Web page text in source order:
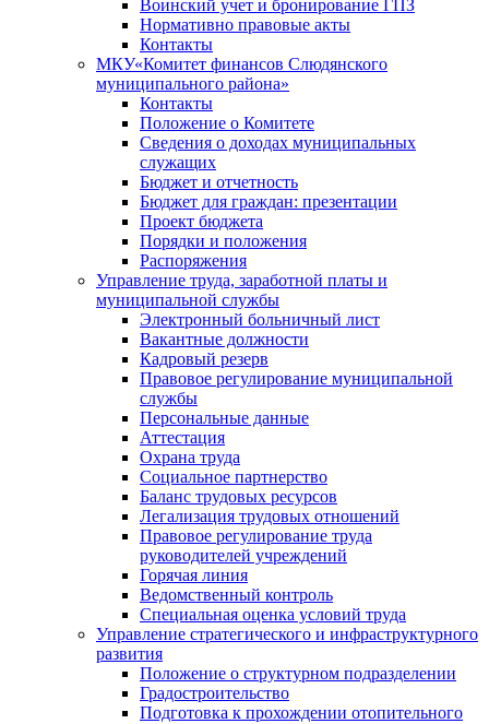
Воинский учет и бронирование ГПЗ
Нормативно правовые акты
Контакты
МКУ«Комитет финансов Слюдянского
муниципального района»
Контакты
Положение о Комитете
Сведения о доходах муниципальных
служащих
Бюджет и отчетность
Бюджет для граждан: презентации
Проект бюджета
Порядки и положения
Распоряжения
Управление труда, заработной платы и
муниципальной службы
Электронный больничный лист
Вакантные должности
Кадровый резерв
Правовое регулирование муниципальной
службы
Персональные данные
Аттестация
Охрана труда
Социальное партнерство
Баланс трудовых ресурсов
Легализация трудовых отношений
Правовое регулирование труда
руководителей учреждений
Горячая линия
Ведомственный контроль
Специальная оценка условий труда
Управление стратегического и инфраструктурного
развития
Положение о структурном подразделении
Градостроительство
Подготовка к прохождении отопительного